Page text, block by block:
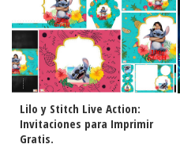
Live Action:
para Marcar la
Descargar
Lilo y
Etiquetas